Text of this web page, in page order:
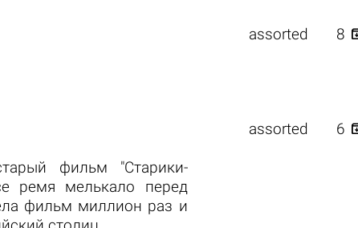
assorted 8
фильм "Старики-
ремя мелькало перед
фильм миллион раз и
assorted 6